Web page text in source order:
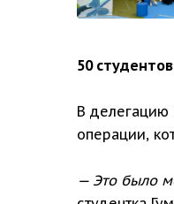
50
В делегацию
операции,
— Это было